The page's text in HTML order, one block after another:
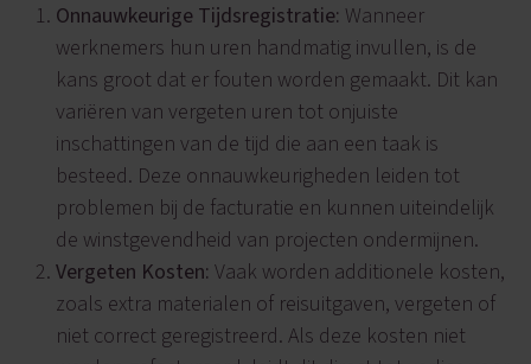
Onnauwkeurige Tijdsregistratie: Wanneer
werknemers hun uren handmatig invullen, is de
kans groot dat er fouten worden gemaakt. Dit kan
variëren van vergeten uren tot onjuiste
inschattingen van de tijd die aan een taak is
besteed. Deze onnauwkeurigheden leiden tot
problemen bij de facturatie en kunnen uiteindelijk
de winstgevendheid van projecten ondermijnen.
Vergeten Kosten: Vaak worden additionele kosten,
zoals extra materialen of reisuitgaven, vergeten of
niet correct geregistreerd. Als deze kosten niet